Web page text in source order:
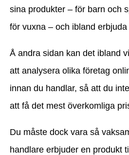
sina produkter – för barn och
för vuxna – och ibland
Å andra sidan kan det ibland
att analysera olika företag
innan du handlar, så att du
att få det mest överkomliga
Du måste dock vara så
handlare erbjuder en produkt